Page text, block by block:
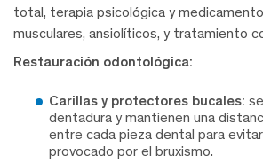
total, terapia psicológica y
musculares, ansiolíticos, y tratamiento
Restauración odontológica:
Carillas y protectores bucales:
dentadura y mantienen una
entre cada pieza dental para
provocado por el bruxismo.